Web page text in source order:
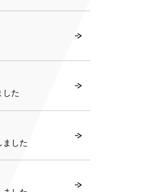
した
ました